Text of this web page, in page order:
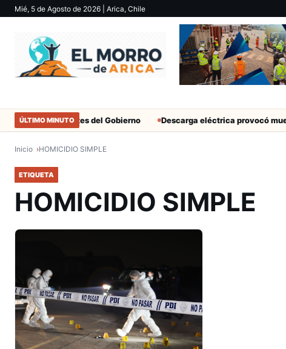
Mié, 5 de Agosto de 2026 | Arica, Chile
ÚLTIMO MINUTO
solo a militantes del Gobierno Descarga eléctrica provocó
Inicio HOMICIDIO SIMPLE
ETIQUETA
HOMICIDIO SIMPLE